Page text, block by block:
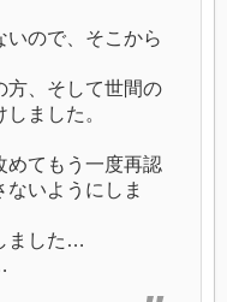
いので、そこから
方、そして世間の
ました。
めてもう一度再認
いようにしま
ました…